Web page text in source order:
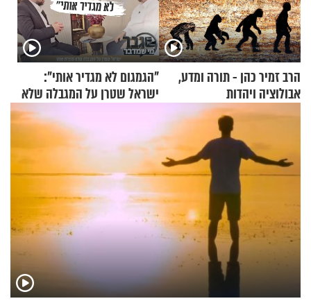
הרב זמיר כהן - תורה ומדע,
אבולוציה ויהדות
"הגמגום לא מגדיר אותי":
ישראל שטרן על המגבלה שלא